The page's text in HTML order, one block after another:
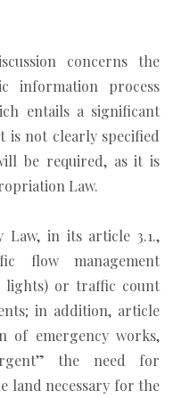
concerns the
information process
entails a significant
is not clearly specified
be required, as it is
Law.
Law, in its article 3.1.,
flow management
lights) or traffic count
in addition, article
of emergency works,
the need for
land necessary for the